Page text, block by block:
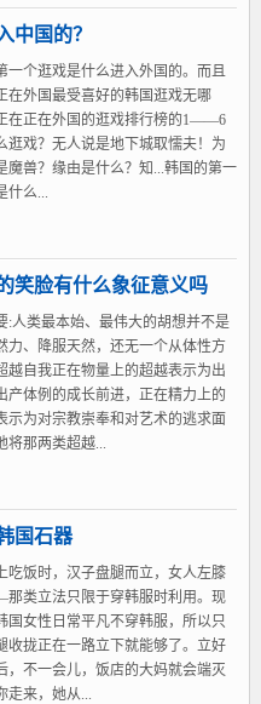
中国的？
一个逛戏是什么进入外国的。而且
在外国最受喜好的韩国逛戏无哪
在正在外国的逛戏排行榜的1——6
逛戏？无人说是地下城取懦夫！为
魔兽？缘由是什么？知...韩国的第一
什么...
笑脸有什么象征意义吗
:人类最本始、最伟大的胡想并不是
力、降服天然，还无一个从体性方
越自我正在物量上的超越表示为出
产体例的成长前进，正在精力上的
示为对宗教崇奉和对艺术的逃求面
将那两类超越...
国石器
吃饭时，汉子盘腿而立，女人左膝
类立法只限于穿韩服时利用。现
国女性日常平凡不穿韩服，所以只
收拢正在一路立下就能够了。立好
，不一会儿，饭店的大妈就会端灭
走来，她从...